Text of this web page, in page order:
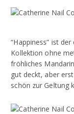
“Happiness” ist
Kollektion ohne
fröhliches
gut deckt, aber
schön zur Geltung